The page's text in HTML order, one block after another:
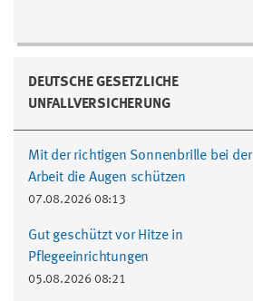
DEUTSCHE GESETZLICHE
UNFALLVERSICHERUNG
Mit der richtigen Sonnenbrille bei der
Arbeit die Augen schützen
07.08.2026 08:13
Gut geschützt vor Hitze in
Pflegeeinrichtungen
05.08.2026 08:21